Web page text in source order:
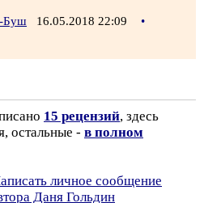
Буш 16.05.2018 22:09
•
15 рецензий, здесь
остальные - в полном
личное сообщение
Даня Гольдин